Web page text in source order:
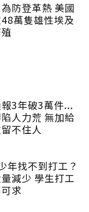
防登革熱 美國
萬隻雄性埃及
3年破3萬件...
人力荒 無加給
不住人
年找不到打工？
減少 學生打工
求